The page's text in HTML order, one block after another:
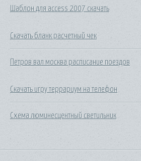
Шаблон для access 2007 скачать
Скачать бланк расчетный чек
Петров вал москва расписание поездов
Скачать игру террариум на телефон
Схема люминесцентный светильник